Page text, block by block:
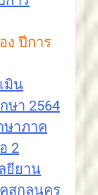
ง ปีการ
มิน
ษา 2564
ษาภาค
2
ยียาน
สกลนคร